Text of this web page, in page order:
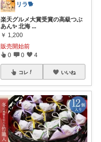
リラ🐕
楽天グルメ大賞受賞の高級つぶ
あん✨ 北海 ...
￥ 1,200
販売開始前
0 0 4
コレ いいね